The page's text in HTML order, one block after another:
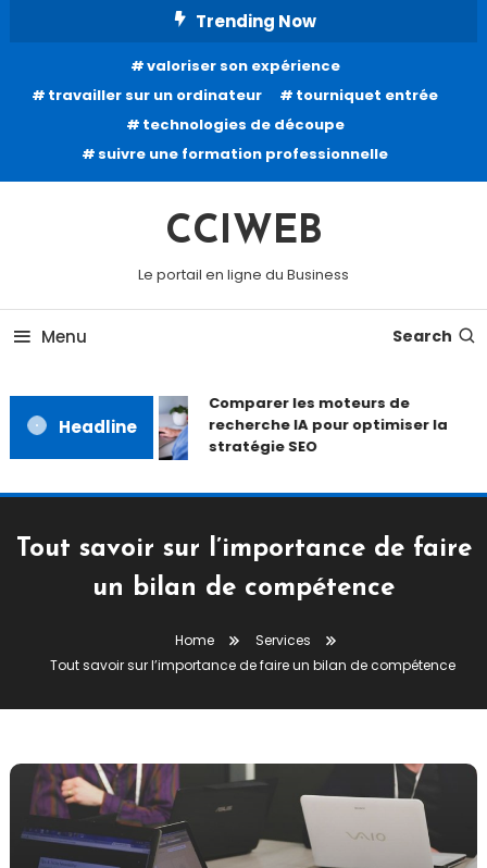
Trending Now
valoriser son expérience
travailler sur un ordinateur
tourniquet entrée
technologies de découpe
suivre une formation professionnelle
CCIWEB
Le portail en ligne du Business
Menu Search
Headline
Comparer les moteurs de
recherche IA pour optimiser la
stratégie SEO
Tout savoir sur l’importance de faire
un bilan de compétence
Home
Services
Tout savoir sur l’importance de faire un bilan de compétence